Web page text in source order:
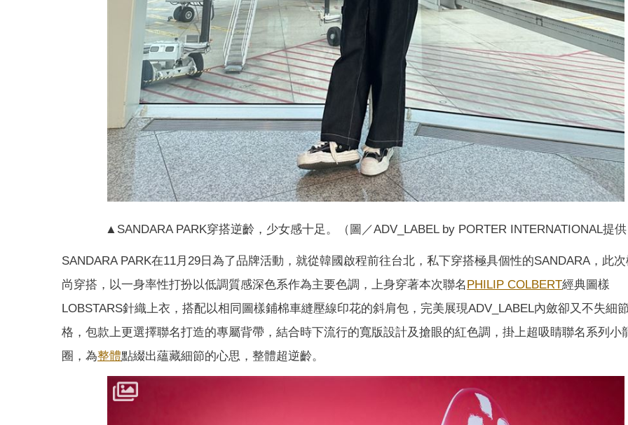
▲SANDARA PARK穿搭逆齡，少女感十足。（圖／ADV_LABEL by PORTER INTERNATIONAL提供
SANDARA PARK在11月29日為了品牌活動，就從韓國啟程前往台北，私下穿搭極具個性的SANDARA，此
尚穿搭，以一身率性打扮以低調質感深色系作為主要色調，上身穿著本次聯名PHILIP COLBERT經典圖樣
LOBSTARS針織上衣，搭配以相同圖樣鋪棉車縫壓線印花的斜肩包，完美展現ADV_LABEL內斂卻又不失細
格，包款上更選擇聯名打造的專屬背帶，結合時下流行的寬版設計及搶眼的紅色調，掛上超吸睛聯名系列小
圈，為整體點綴出蘊藏細節的心思，整體超逆齡。